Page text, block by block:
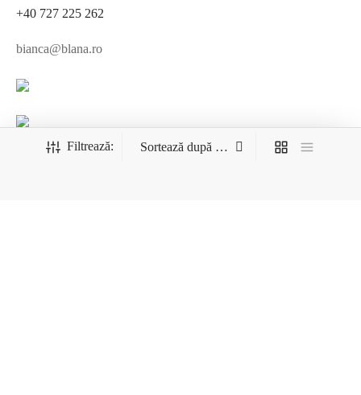
Filtrează:
+40 727 225 262
bianca@blana.ro
Noutati Casa de blanuri MG